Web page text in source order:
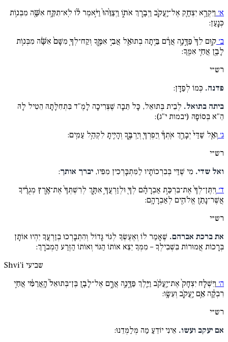
א׳ וַיִּקְרָ֥א יִצְחָ֛ק אֶל־יַֽעֲקֹ֖ב וַיְבָ֣רֶךְ אֹת֑וֹ וַיְצַוֵּ֨הוּ֙ וַיֹּ֣אמֶר ל֔וֹ לֹֽא־תִקַּ֥ח אִשָּׁ֖ה מִבְּנ֥וֹת
כְּנָֽעַן:
ב׳ ק֥וּם לֵךְ֙ פַּדֶּ֣נָ֥ה אֲרָ֔ם בֵּ֥יתָה בְתוּאֵ֖ל אֲבִ֣י אִמֶּ֑ךָ וְקַח־לְךָ֤ מִשָּׁם֙ אִשָּׁ֔ה מִבְּנ֥וֹת
לָבָ֖ן אֲחִ֥י אִמֶּֽךָ:
רש״י
פדנה. כְּמוֹ לְפַדָּן:
ביתה בתואל. לְבֵית בְּתוּאֵל, כָּל תֵּבָה שֶׁצְּרִיכָה לָמֶ"ד בִּתְחִלָּתָהּ הֵטִיל לָהּ
הֵ"א בְּסוֹפָהּ (יבמות י"ג):
ג׳ וְאֵ֤ל שַׁדַּי֨ יְבָרֵ֣ךְ אֹֽתְךָ֔ וְיַפְרְךָ֖ וְיַרְבֶּ֑ךָ וְהָיִ֖יתָ לִקְהַ֥ל עַמִּֽים:
רש״י
ואל שדי. מִי שֶׁדַּי בְּבִרְכוֹתָיו לַמִּתְבָּרְכִין מִפִּיו, יברך אותך:
ד׳ וְיִתֶּן־לְךָ֙ אֶת־בִּרְכַּ֣ת אַבְרָהָ֔ם לְךָ֖ וּלְזַרְעֲךָ֣ אִתָּ֑ךְ לְרִשְׁתְּךָ֙ אֶת־אֶ֣רֶץ מְגֻרֶ֔יךָ
אֲשֶׁר־נָתַ֥ן אֱלֹהִ֖ים לְאַבְרָהָֽם:
רש״י
את ברכת אברהם. שֶׁאָמַר לוֹ וְאֶעֶשְׂךָ לְגוֹי גָּדוֹל וְהִתְבָּרְכוּ בְזַרְעֲךָ יִהְיוּ אוֹתָן
בְּרָכוֹת אֲמוּרוֹת בִּשְׁבִילְךָ – מִמְּךָ יֵצֵא אוֹתוֹ הַגּוֹי וְאוֹתוֹ הַזֶּרַע הַמְבֹרָךְ:
Shvi'i שביעי
ה׳ וַיִּשְׁלַ֤ח יִצְחָק֙ אֶת־יַֽעֲקֹ֔ב וַיֵּ֖לֶךְ פַּדֶּ֣נָ֥ה אֲרָ֑ם אֶל־לָבָ֤ן בֶּן־בְּתוּאֵל֙ הָֽאֲרַמִּ֔י אֲחִ֣י
רִבְקָ֔ה אֵ֥ם יַֽעֲקֹ֖ב וְעֵשָֽׂו:
רש״י
אם יעקב ועשו. אֵינִי יוֹדֵעַ מַה מְּלַמְּדֵנוּ: